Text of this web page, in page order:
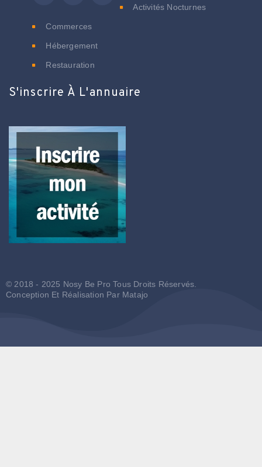
Activités Nocturnes
Commerces
Hébergement
Restauration
S'inscrire À L'annuaire
© 2018 - 2025 Nosy Be Pro Tous Droits Réservés.
Conception Et Réalisation Par Matajo